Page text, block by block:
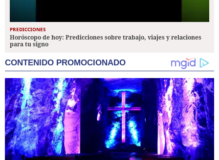
PREDICCIONES
Horóscopo de hoy: Predicciones sobre trabajo, viajes y relaciones
para tu signo
CONTENIDO PROMOCIONADO